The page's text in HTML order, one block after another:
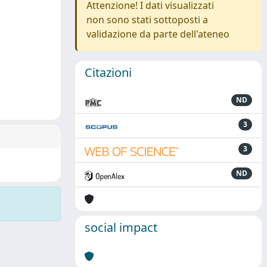
Attenzione! I dati visualizzati
non sono stati sottoposti a
validazione da parte dell'ateneo
Citazioni
ND
3
3
ND
social impact